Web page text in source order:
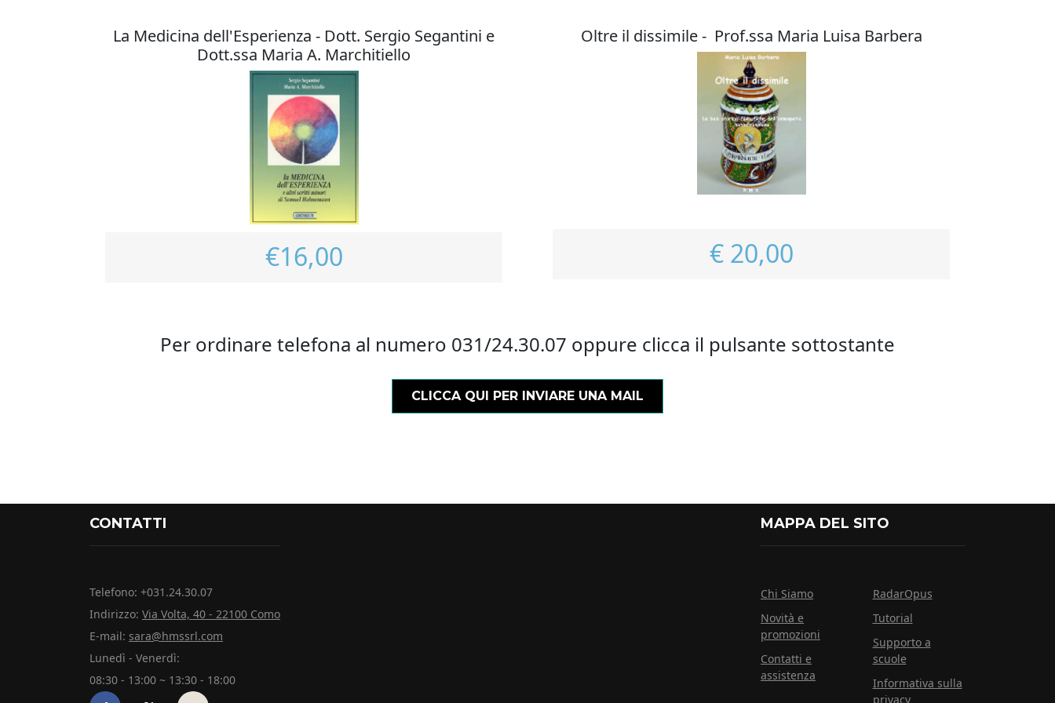
La Medicina dell'Esperienza - Dott. Sergio Segantini e
Dott.ssa Maria A. Marchitiello
€16,00
Oltre il dissimile - Prof.ssa Maria Luisa Barbera
€ 20,00
Per ordinare telefona al numero 031/24.30.07 oppure clicca il pulsante sottostante
CLICCA QUI PER INVIARE UNA MAIL
CONTATTI
Telefono: +031.24.30.07
Indirizzo: Via Volta, 40 - 22100 Como
E-mail: sara@hmssrl.com
Lunedì - Venerdì:
08:30 - 13:00 ~ 13:30 - 18:00
MAPPA DEL SITO
Chi Siamo
Novità e
promozioni
Contatti e
assistenza
RadarOpus
Tutorial
Supporto a
scuole
Informativa sulla
privacy